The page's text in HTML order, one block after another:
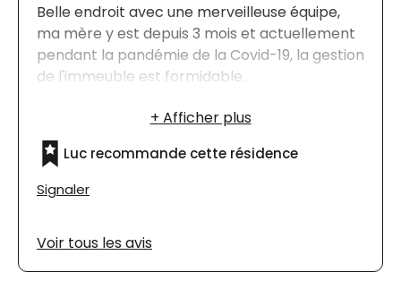
Belle endroit avec une merveilleuse équipe,
ma mère y est depuis 3 mois et actuellement
pendant la pandémie de la Covid-19, la gestion
de l'immeuble est formidable.
Luc recommande cette résidence
Signaler
Voir tous les avis